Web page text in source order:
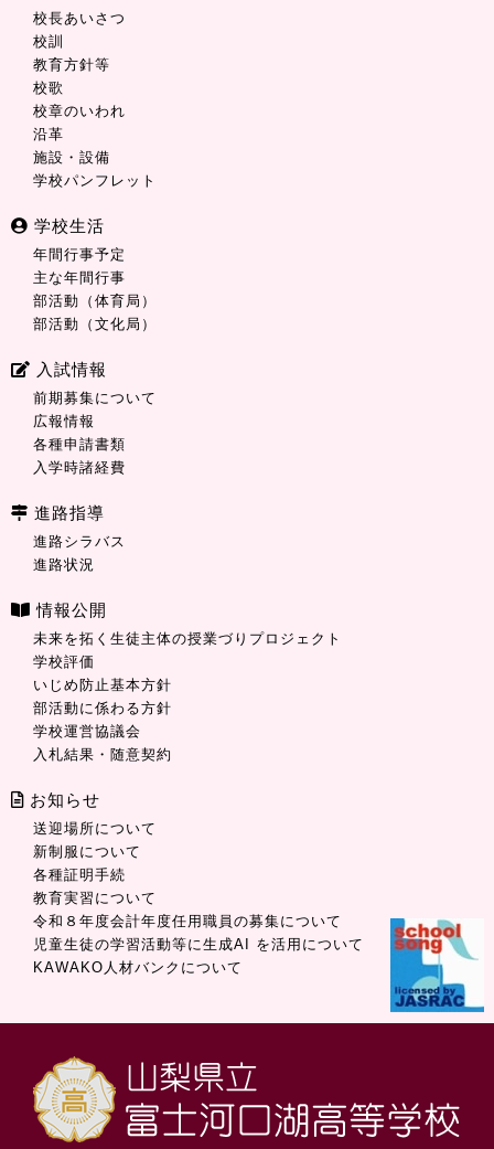
校長あいさつ
校訓
教育方針等
校歌
校章のいわれ
沿革
施設・設備
学校パンフレット
学校生活
年間行事予定
主な年間行事
部活動（体育局）
部活動（文化局）
入試情報
前期募集について
広報情報
各種申請書類
入学時諸経費
進路指導
進路シラバス
進路状況
情報公開
未来を拓く生徒主体の授業づりプロジェクト
学校評価
いじめ防止基本方針
部活動に係わる方針
学校運営協議会
入札結果・随意契約
お知らせ
送迎場所について
新制服について
各種証明手続
教育実習について
令和８年度会計年度任用職員の募集について
児童生徒の学習活動等に生成AI を活用について
KAWAKO人材バンクについて